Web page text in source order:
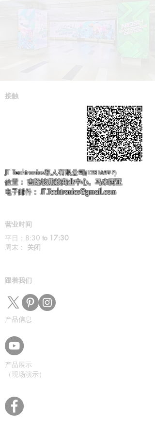
接触
JT Techtronics私人有限公司(1281659-P)
位置：吉隆坡蕉赖商业中心。马来西亚
电子邮件： JT.Techtronics@gmail.com
营业时间
平日：8:30 to 17:30
周末： 关闭
跟着我们
产品信息
产品展示
（现场演示）